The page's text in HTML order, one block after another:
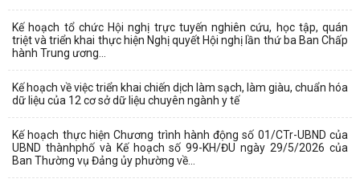
Kế hoạch tổ chức Hội nghị trực tuyến nghiên cứu, học tập, quán
triệt và triển khai thực hiện Nghị quyết Hội nghị lần thứ ba Ban Chấp
hành Trung ương...
Kế hoạch về việc triển khai chiến dịch làm sạch, làm giàu, chuẩn hóa
dữ liệu của 12 cơ sở dữ liệu chuyên ngành y tế
Kế hoạch thực hiện Chương trình hành động số 01/CTr-UBND của
UBND thànhphố và Kế hoạch số 99-KH/ĐU ngày 29/5/2026 của
Ban Thường vụ Đảng ủy phường về...